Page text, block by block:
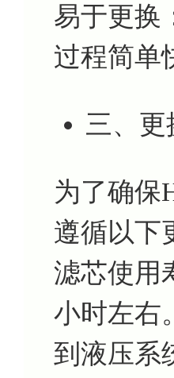
易于更换
过程简单
三、更
为了确保
遵循以下
滤芯使用
小时左右
到液压系